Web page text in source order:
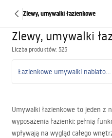
Zlewy, umywalki łazienkowe
Zlewy, umywalki
Liczba produktów: 525
Łazienkowe umywalki nablatowe
Umywalki łazienkowe to jeden z
wyposażenia łazienki: pełnią
wpływają na wygląd całego